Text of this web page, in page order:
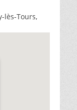
lès-Tours,